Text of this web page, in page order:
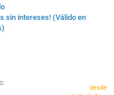
sin intereses! (Válido en
desde